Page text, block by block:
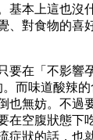
基本上這也沒
、對食物的喜
要在「不影響
而味道酸辣的
也無妨。不過
在空腹狀態下
症狀的話，也